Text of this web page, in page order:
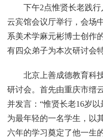
下午2点惟贤长老践行
云宾馆会议厅举行，会场
系美术学麻元彬博士创作
有四众弟子为本次研讨会
北京上善成德教育科技
研讨会。首先由重庆市缙
并发言：“惟贤长老16岁
为最年轻的一名学生，以
六年的学习奠定了他一生